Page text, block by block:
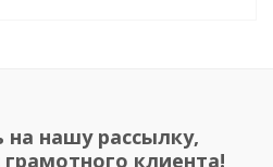
нашу рассылку,
клиента!